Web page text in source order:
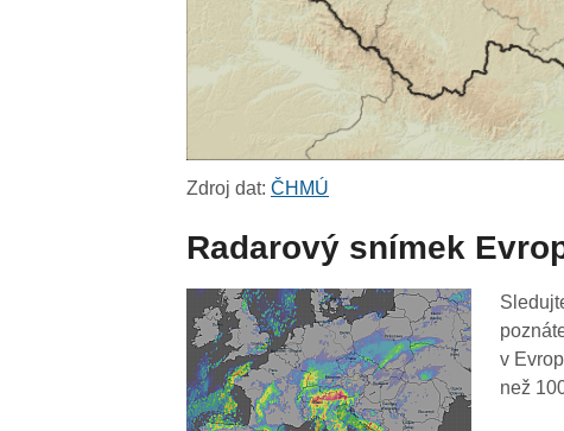
Zdroj dat:ČHMÚ
Radarový snímek
v
než